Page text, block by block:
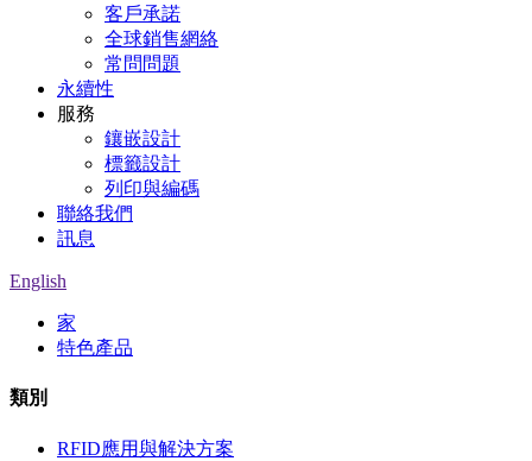
客戶承諾
全球銷售網絡
常問問題
永續性
服務
鑲嵌設計
標籤設計
列印與編碼
聯絡我們
訊息
English
家
特色產品
類別
RFID應用與解決方案